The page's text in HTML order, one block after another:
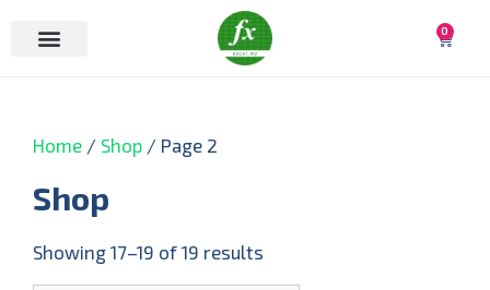
0
Home / Shop / Page 2
Shop
Showing 17–19 of 19 results